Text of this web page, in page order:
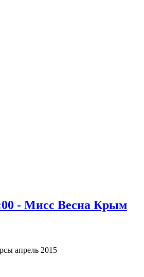
- Мисс Весна Крым
апрель 2015